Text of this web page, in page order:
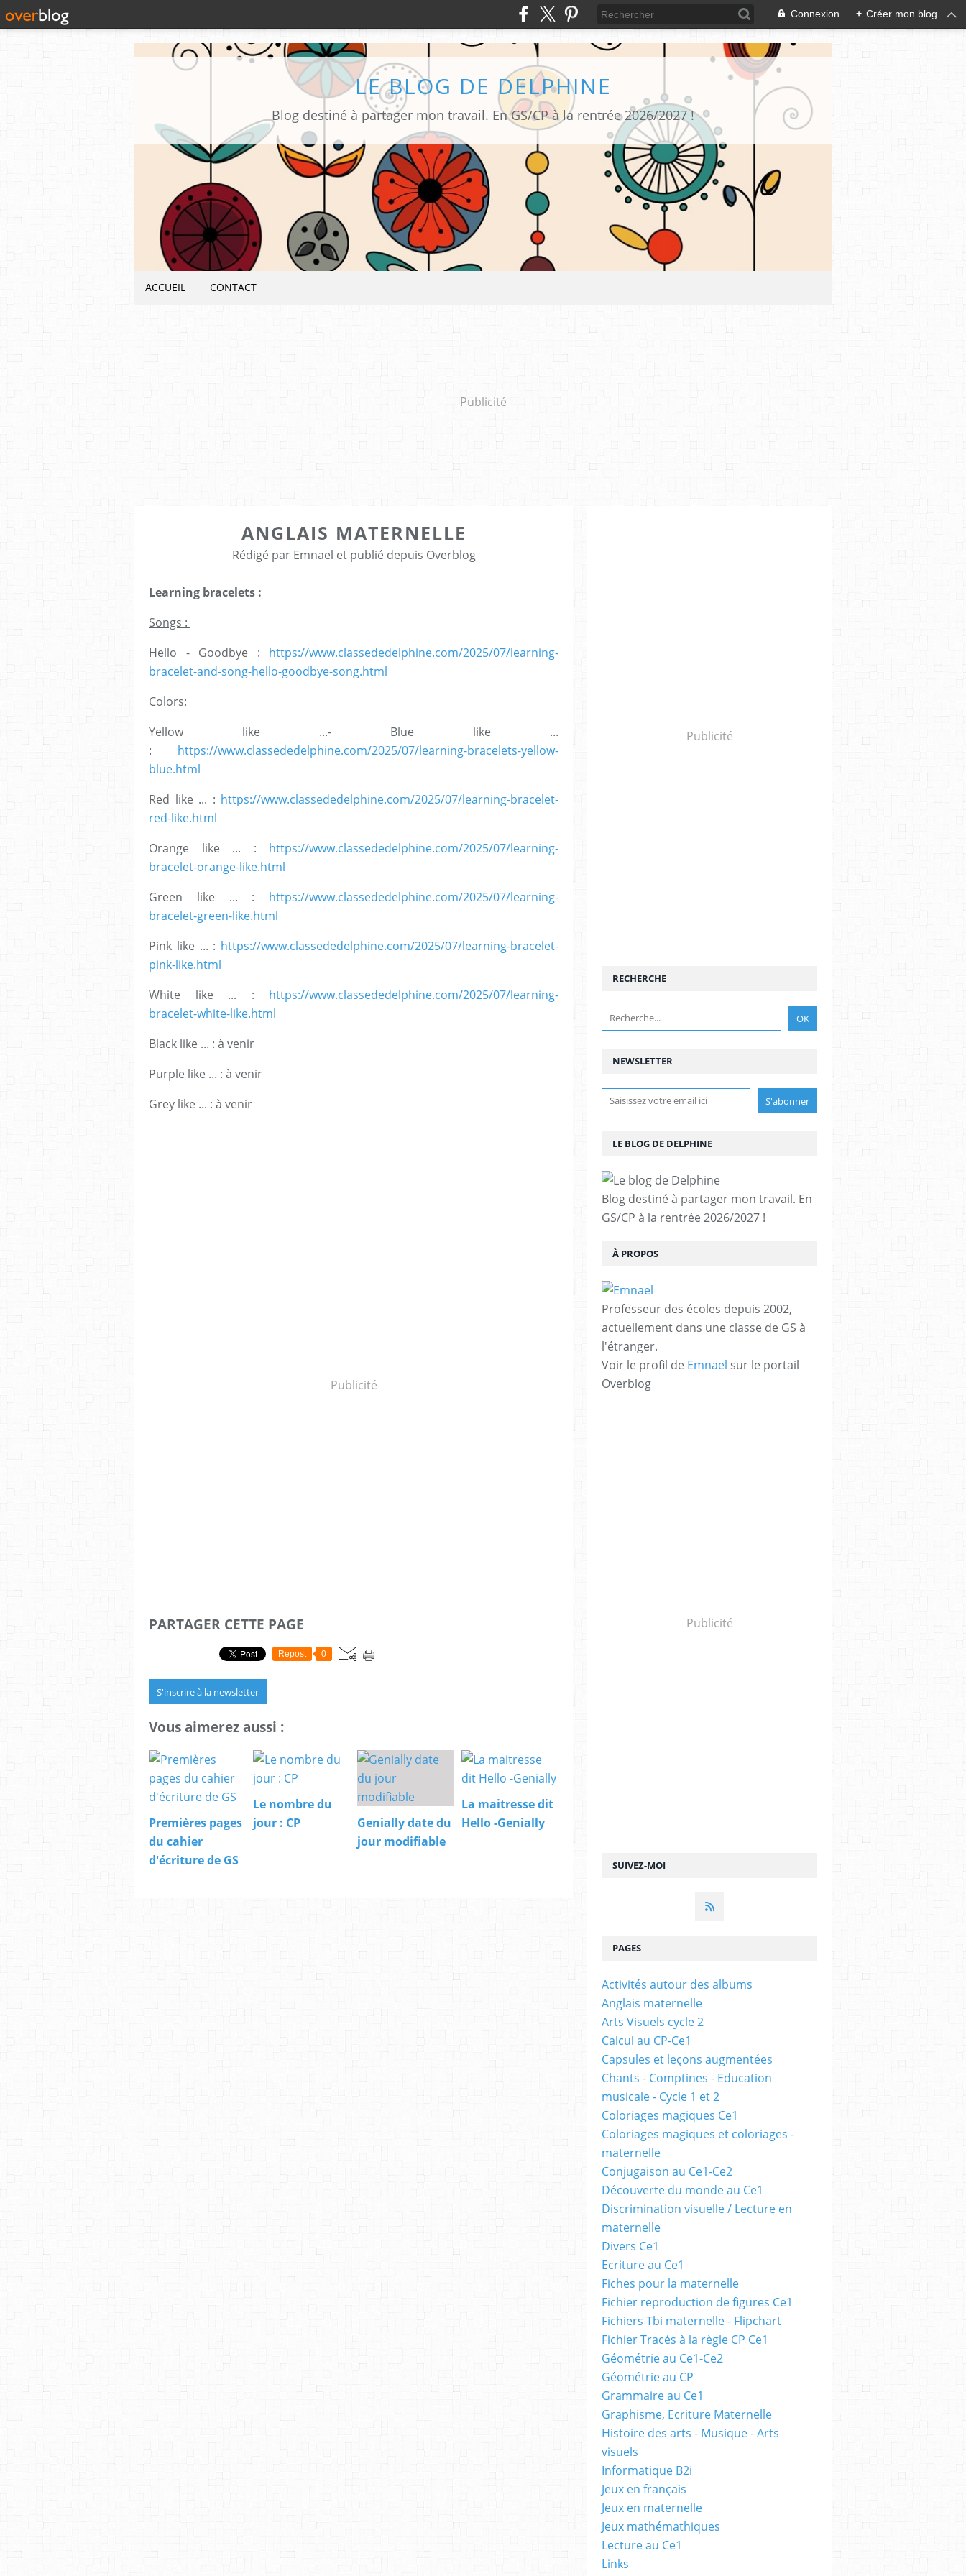
Connexion + Créer mon blog
LE BLOG DE DELPHINE
Blog destiné à partager mon travail. En GS/CP à la rentrée 2026/2027 !
ACCUEIL CONTACT
Publicité
ANGLAIS MATERNELLE
Rédigé par Emnael et publié depuis Overblog
Learning bracelets :
Songs :
Hello - Goodbye : https://www.classededelphine.com/2025/07/learning-
bracelet-and-song-hello-goodbye-song.html
Colors:
Yellow like ...- Blue like ...
: https://www.classededelphine.com/2025/07/learning-bracelets-yellow-
blue.html
Red like ... : https://www.classededelphine.com/2025/07/learning-bracelet-
red-like.html
Orange like ... : https://www.classededelphine.com/2025/07/learning-
bracelet-orange-like.html
Green like ... : https://www.classededelphine.com/2025/07/learning-
bracelet-green-like.html
Pink like ... : https://www.classededelphine.com/2025/07/learning-bracelet-
pink-like.html
White like ... : https://www.classededelphine.com/2025/07/learning-
bracelet-white-like.html
Black like ... : à venir
Purple like ... : à venir
Grey like ... : à venir
Publicité
PARTAGER CETTE PAGE
Repost 0
S'inscrire à la newsletter
Vous aimerez aussi :
Premières pages
du cahier
d'écriture de GS
Le nombre du
jour : CP
Genially date du
jour modifiable
La maitresse dit
Hello -Genially
Publicité
NEWSLETTER
SUIVEZ-MOI
RECHERCHE
LE BLOG DE DELPHINE
Blog destiné à partager mon travail. En
GS/CP à la rentrée 2026/2027 !
À PROPOS
Professeur des écoles depuis 2002,
actuellement dans une classe de GS à
l'étranger.
Voir le profil de Emnael sur le portail
Overblog
Publicité
PAGES
Activités autour des albums
Anglais maternelle
Arts Visuels cycle 2
Calcul au CP-Ce1
Capsules et leçons augmentées
Chants - Comptines - Education
musicale - Cycle 1 et 2
Coloriages magiques Ce1
Coloriages magiques et coloriages -
maternelle
Conjugaison au Ce1-Ce2
Découverte du monde au Ce1
Discrimination visuelle / Lecture en
maternelle
Divers Ce1
Ecriture au Ce1
Fiches pour la maternelle
Fichier reproduction de figures Ce1
Fichiers Tbi maternelle - Flipchart
Fichier Tracés à la règle CP Ce1
Géométrie au Ce1-Ce2
Géométrie au CP
Grammaire au Ce1
Graphisme, Ecriture Maternelle
Histoire des arts - Musique - Arts
visuels
Informatique B2i
Jeux en français
Jeux en maternelle
Jeux mathémathiques
Lecture au Ce1
Links